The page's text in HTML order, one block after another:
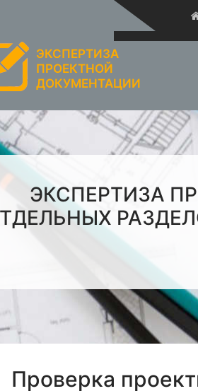
ЭКСПЕРТИЗА
ПРОЕКТНОЙ
ДОКУМЕНТАЦИИ
ЭКСПЕРТИЗА
Проверка